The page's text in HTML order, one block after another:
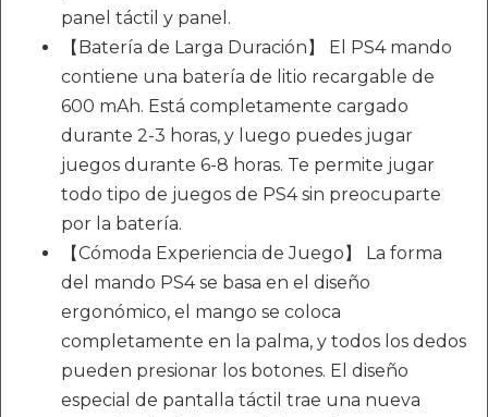
panel táctil y panel.
【Batería de Larga Duración】 El PS4 mando
contiene una batería de litio recargable de
600 mAh. Está completamente cargado
durante 2-3 horas, y luego puedes jugar
juegos durante 6-8 horas. Te permite jugar
todo tipo de juegos de PS4 sin preocuparte
por la batería.
【Cómoda Experiencia de Juego】 La forma
del mando PS4 se basa en el diseño
ergonómico, el mango se coloca
completamente en la palma, y todos los dedos
pueden presionar los botones. El diseño
especial de pantalla táctil trae una nueva